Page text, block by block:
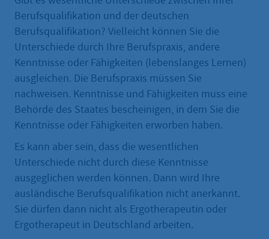
Berufsqualifikation und der deutschen
Berufsqualifikation? Vielleicht können Sie die
Unterschiede durch Ihre Berufspraxis, andere
Kenntnisse oder Fähigkeiten (lebenslanges Lernen)
ausgleichen. Die Berufspraxis müssen Sie
nachweisen. Kenntnisse und Fähigkeiten muss eine
Behörde des Staates bescheinigen, in dem Sie die
Kenntnisse oder Fähigkeiten erworben haben.
Es kann aber sein, dass die wesentlichen
Unterschiede nicht durch diese Kenntnisse
ausgeglichen werden können. Dann wird Ihre
ausländische Berufsqualifikation nicht anerkannt.
Sie dürfen dann nicht als Ergotherapeutin oder
Ergotherapeut in Deutschland arbeiten.